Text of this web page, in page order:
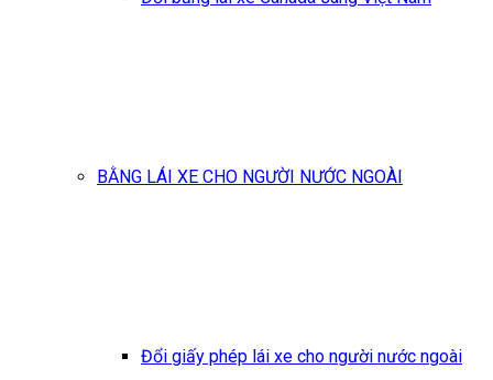
BẰNG LÁI XE CHO NGƯỜI NƯỚC NGOÀI
Đổi giấy phép lái xe cho người nước ngoài